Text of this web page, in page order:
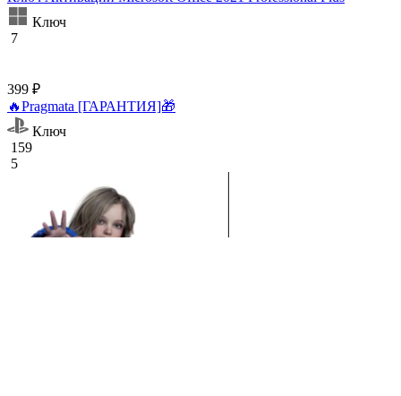
Ключ
7
399 ₽
🔥Pragmata [ГАРАНТИЯ]🎁
Ключ
159
5